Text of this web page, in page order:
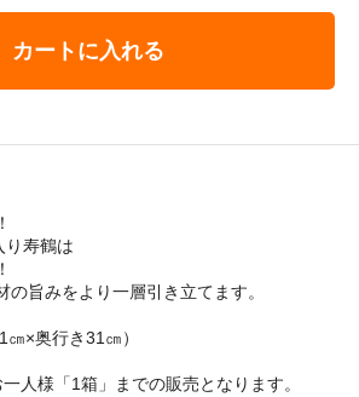
カートに入れる
り寿鶴は
の旨みをより一層引き立てます。
㎝×奥行き31㎝）
人様「1箱」までの販売となります。